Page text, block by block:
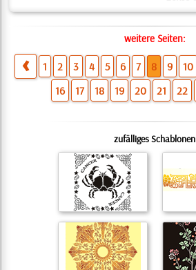
weitere Seiten:
1 2 3 4 5 6 7 8 9 10
16
17 18 19 20 21 22
zufälliges Schablonen